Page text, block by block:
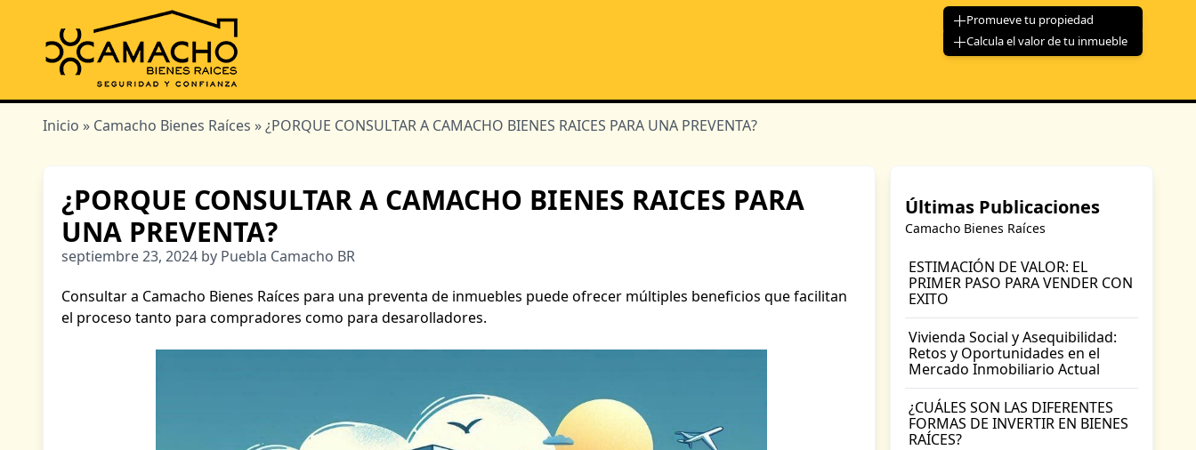
Promueve tu propiedad
Calcula el valor de tu inmueble
Inicio » Camacho Bienes Raíces » ¿PORQUE CONSULTAR A CAMACHO BIENES RAICES PARA UNA PREVENTA?
¿PORQUE CONSULTAR A CAMACHO BIENES RAICES PARA
UNA PREVENTA?
septiembre 23, 2024 by Puebla Camacho BR
Consultar a Camacho Bienes Raíces para una preventa de inmuebles puede ofrecer múltiples beneficios que facilitan
el proceso tanto para compradores como para desarolladores.
Últimas Publicaciones
Camacho Bienes Raíces
ESTIMACIÓN DE VALOR: EL
PRIMER PASO PARA VENDER CON
EXITO
Vivienda Social y Asequibilidad:
Retos y Oportunidades en el
Mercado Inmobiliario Actual
¿CUÁLES SON LAS DIFERENTES
FORMAS DE INVERTIR EN BIENES
RAÍCES?